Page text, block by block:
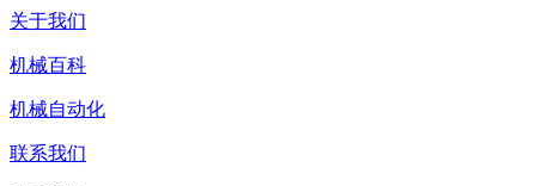
关于我们
机械百科
机械自动化
联系我们